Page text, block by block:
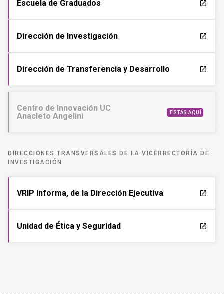
Escuela de Graduados launch
Dirección de Investigación launch
Dirección de Transferencia y Desarrollo launch
Centro de Innovación UC
Anacleto Angelini
ESTÁS AQUÍ
DIRECCIONES TRANSVERSALES DE LA VICERRECTORÍA DE
INVESTIGACIÓN
VRIP Informa, de la Dirección Ejecutiva launch
Unidad de Ética y Seguridad launch